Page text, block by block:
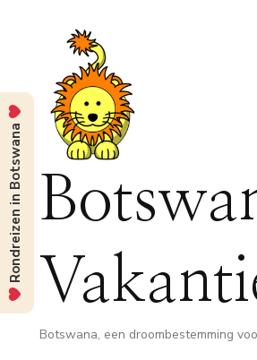
Botswana, een droombestemming
Rondreizen in Botswana